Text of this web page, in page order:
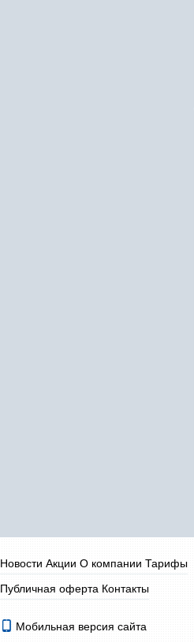
Новости Акции О компании Тарифы
Публичная оферта Контакты
Мобильная версия сайта